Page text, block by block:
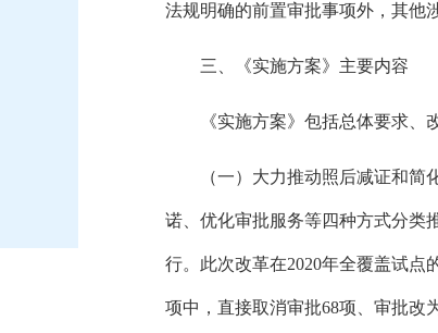
法规明确的前置审批事项外， 其他
三、 《实施方案》主要内容
《实施方案》包括总体要求、
（一）大力推动照后减证和简
诺、 优化审批服务等四种方式分类
行。 此次改革在2020年全覆盖试点
项中， 直接取消审批68项、 审批改